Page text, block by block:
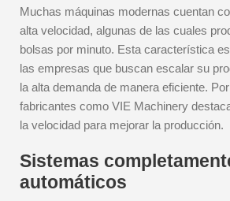
Muchas máquinas modernas cuentan
alta velocidad, algunas de las cuales
bolsas por minuto. Esta característica
las empresas que buscan escalar su
la alta demanda de manera eficiente.
fabricantes como VIE Machinery
la velocidad para mejorar la producción.
Sistemas
automáticos